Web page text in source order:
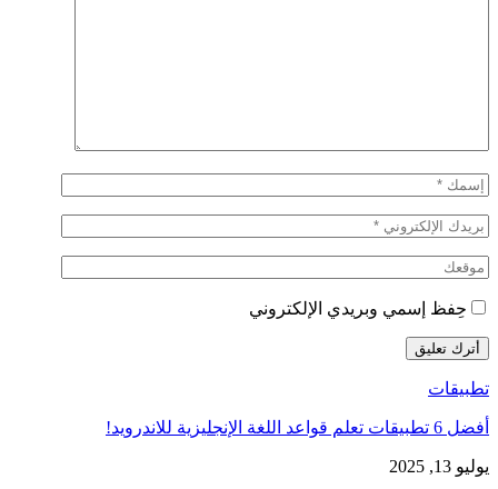
حِفظ إسمي وبريدي الإلكتروني
تطبيقات
أفضل 6 تطبيقات تعلم قواعد اللغة الإنجليزية للاندرويد!
يوليو 13, 2025